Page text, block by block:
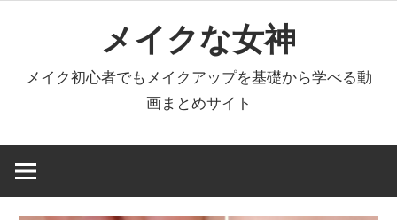
へ
キ
メイクな女神
メイク初心者でもメイクアップを基礎から学べる動
画まとめサイト